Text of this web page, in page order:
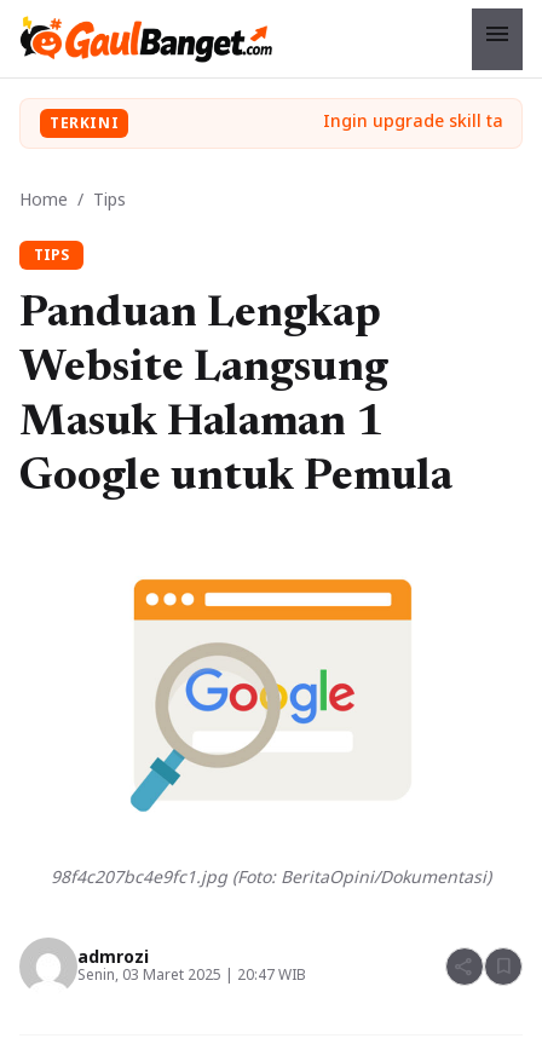
menu
TERKINI
Home / Tips
TIPS
Panduan Lengkap
Website Langsung
Masuk Halaman 1
Google untuk Pemula
98f4c207bc4e9fc1.jpg (Foto: BeritaOpini/Dokumentasi)
admrozi
Senin, 03 Maret 2025 | 20:47 WIB share bookmark